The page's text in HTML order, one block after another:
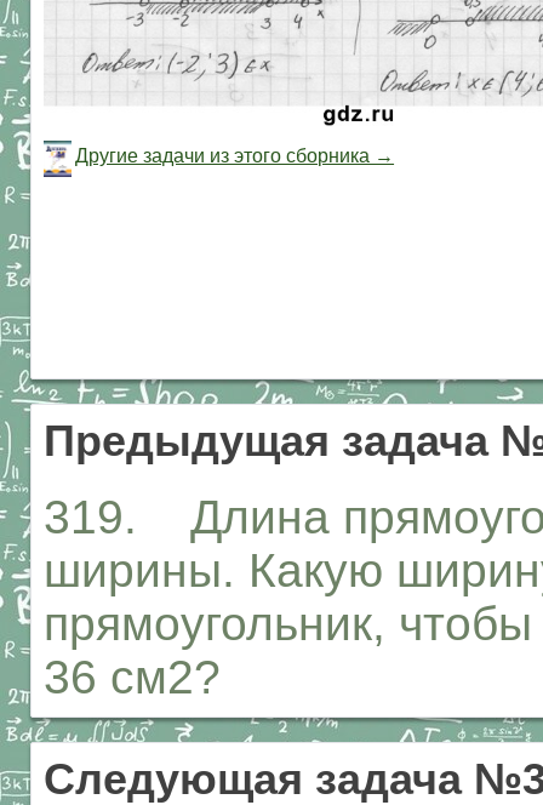
Другие задачи из этого сборника →
Предыдущая задача
319. Длина
ширины. Какую
прямоугольник,
36 см2?
Следующая задача